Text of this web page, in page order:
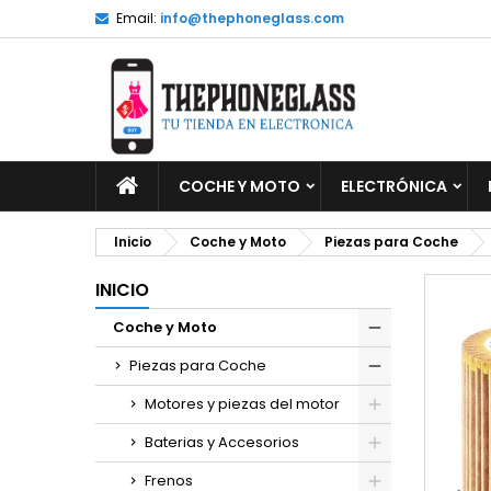
Email: info@thephoneglass.com
INICIOCOCHE Y MOTO ELECTRÓNICA
Inicio Coche y Moto Piezas para Coche
INICIO
Coche y Moto
Piezas para Coche
Motores y piezas del motor
Baterias y Accesorios
Frenos